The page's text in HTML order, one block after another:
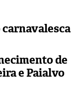
de
e Paialvo